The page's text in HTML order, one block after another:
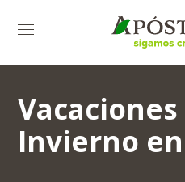
Vacaciones
Invierno